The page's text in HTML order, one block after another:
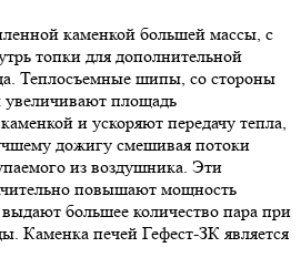
каменкой большей массы, с
топки для дополнительной
Теплосъемные шипы, со стороны
увеличивают площадь
и ускоряют передачу тепла,
дожигу смешивая потоки
из воздушника. Эти
повышают мощность
большее количество пара при
Каменка печей Гефест-ЗК является